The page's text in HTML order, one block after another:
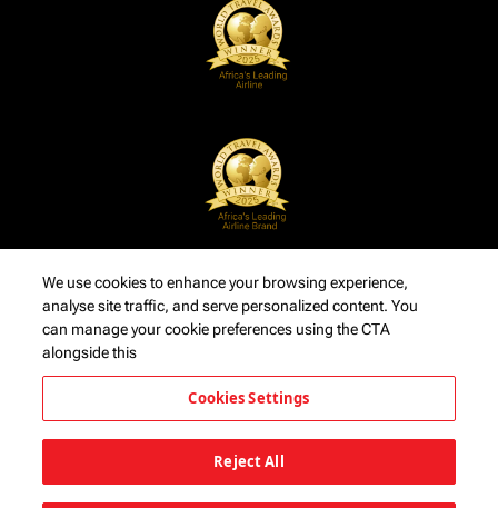
We use cookies to enhance your browsing experience,
analyse site traffic, and serve personalized content. You
can manage your cookie preferences using the CTA
alongside this
Cookies Settings
Reject All